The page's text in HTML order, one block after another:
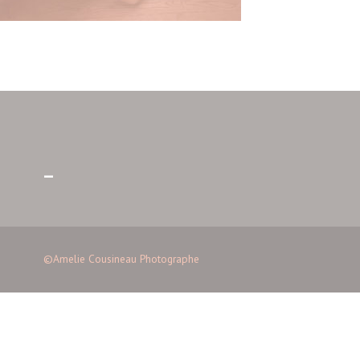
–
©Amelie Cousineau Photographe